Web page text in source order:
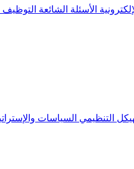
الأسئلة الشائعة التوظيف
التنظيمي السياسات